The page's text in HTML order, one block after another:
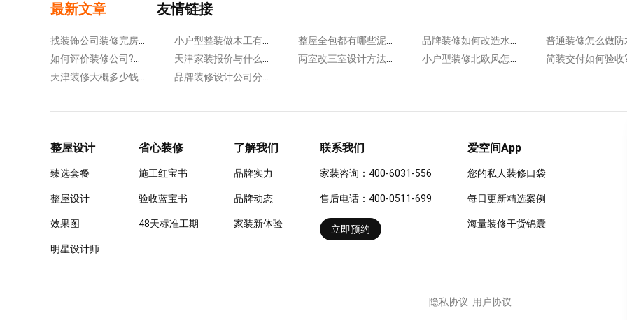
最新文章 友情链接
整屋设计
臻选套餐
整屋设计
效果图
明星设计师
省心装修
施工红宝书
验收蓝宝书
48天标准工期
了解我们
品牌实力
品牌动态
家装新体验
联系我们
家装咨询：400-6031-556
售后电话：400-0511-699
立即预约
爱空间App
您的私人装修口袋
每日更新精选案例
海量装修干货锦囊
隐私协议 用户协议